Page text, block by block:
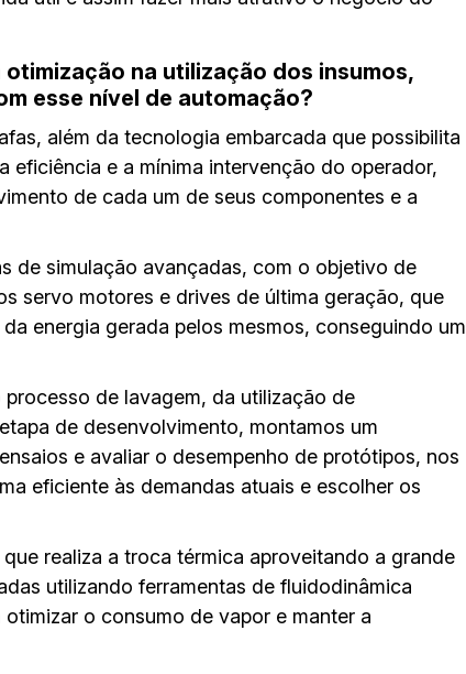
na utilização dos insumos,
esse nível de automação?
além da tecnologia embarcada que possibilita
e a mínima intervenção do operador,
de cada um de seus componentes e a
de simulação avançadas, com o objetivo de
servo motores e drives de última geração, que
energia gerada pelos mesmos, conseguindo um
de lavagem, da utilização de
de desenvolvimento, montamos um
e avaliar o desempenho de protótipos, nos
eficiente às demandas atuais e escolher os
realiza a troca térmica aproveitando a grande
utilizando ferramentas de fluidodinâmica
o consumo de vapor e manter a